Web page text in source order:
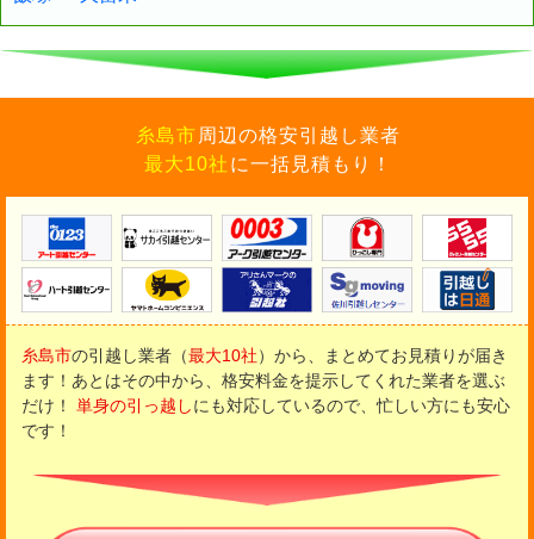
糸島市 周辺の格安引越し業者
最大10社 に一括見積もり！
糸島市の引越し業者（最大10社）から、まとめてお見積りが届き
ます！ あとはその中から、格安料金を提示してくれた業者を選ぶ
だけ！
単身の引っ越しにも対応しているので、忙しい方にも安心
です！